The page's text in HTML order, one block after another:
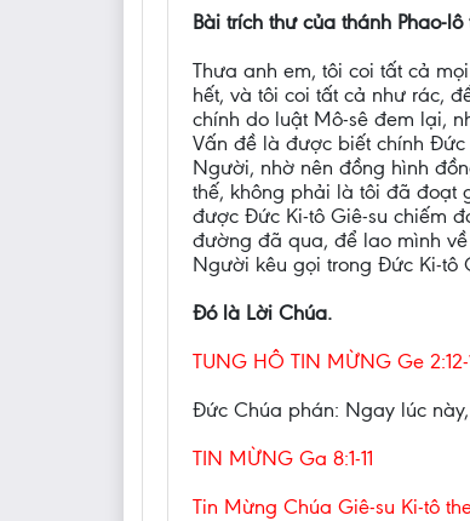
Bài trích thư của thánh Phao-
Thưa anh em, tôi coi tất cả
hết, và tôi coi tất cả như rác,
chính do luật Mô-sê đem lại,
Vấn đề là được biết chính
Người, nhờ nên đồng hình
thế, không phải là tôi đã đoạt
được Đức Ki-tô Giê-su chiếm
đường đã qua, để lao mình
Người kêu gọi trong Đức Ki-tô
Đó là Lời Chúa.
TUNG HÔ TIN MỪNG Ge 2:12-
Đức Chúa phán: Ngay lúc
TIN MỪNG Ga 8:1-11
Tin Mừng Chúa Giê-su Ki-tô